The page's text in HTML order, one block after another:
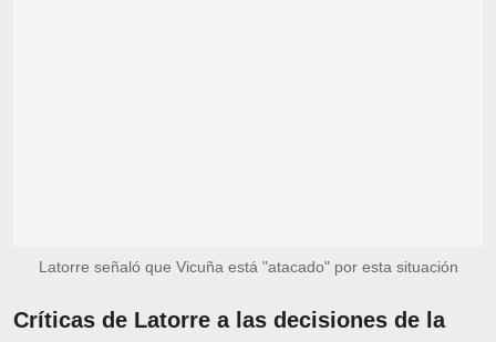
Latorre señaló que Vicuña está "atacado" por esta situación
Críticas de Latorre a las decisiones de la